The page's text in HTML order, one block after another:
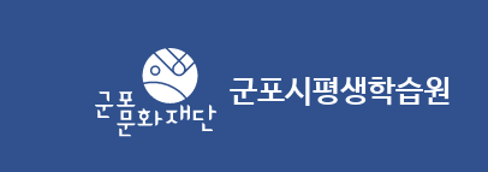
군포시평생학습원